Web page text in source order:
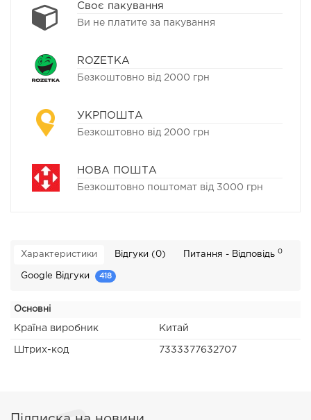
Своє пакування
Ви не платите за пакування
ROZETKA
Безкоштовно від 2000 грн
УКРПОШТА
Безкоштовно від 2000 грн
НОВА ПОШТА
Безкоштовно поштомат від 3000 грн
Характеристики Відгуки (0) Питання - Відповідь 0
Google Відгуки 418
Основні
Країна виробник Китай
Штрих-код 7333377632707